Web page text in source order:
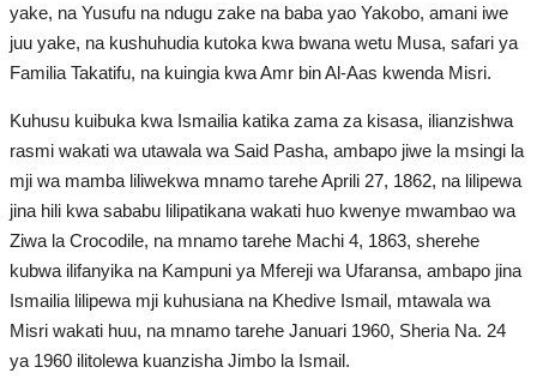
Kuhusu Harakati
Nasser
Udhamini wa Nasser
Kundi la Pili
Kundi la Tano
yake, na Yusufu na ndugu zake na baba yao Yakobo, amani iwe
juu yake, na kushuhudia kutoka kwa bwana wetu Musa, safari ya
Familia Takatifu, na kuingia kwa Amr bin Al-Aas kwenda Misri.
Kuhusu kuibuka kwa Ismailia katika zama za kisasa, ilianzishwa
rasmi wakati wa utawala wa Said Pasha, ambapo jiwe la msingi la
mji wa mamba liliwekwa mnamo tarehe Aprili 27, 1862, na lilipewa
jina hili kwa sababu lilipatikana wakati huo kwenye mwambao wa
Ziwa la Crocodile, na mnamo tarehe Machi 4, 1863, sherehe
kubwa ilifanyika na Kampuni ya Mfereji wa Ufaransa, ambapo jina
Ismailia lilipewa mji kuhusiana na Khedive Ismail, mtawala wa
Misri wakati huu, na mnamo tarehe Januari 1960, Sheria Na. 24
ya 1960 ilitolewa kuanzisha Jimbo la Ismail.